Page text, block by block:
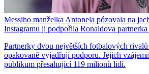
Messiho manželka Antonela pózovala na
Instagramu ji podpořila Ronaldova
Partnerky dvou největších fotbalových
opakovaně vyjadřují podporu. Jejich
publikum přesahující 119 milionů lidí.